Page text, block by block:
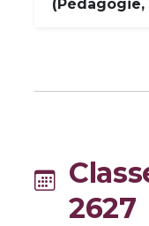
(Pédagogie,
2627